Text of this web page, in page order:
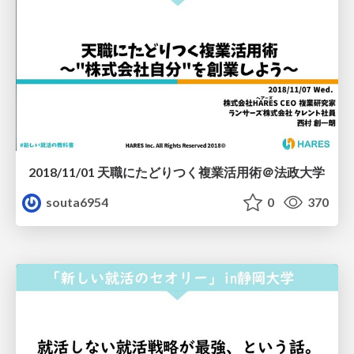
2018/11/01 天職にたどりつく複業活用術＠法政大学
souta6954
0 370